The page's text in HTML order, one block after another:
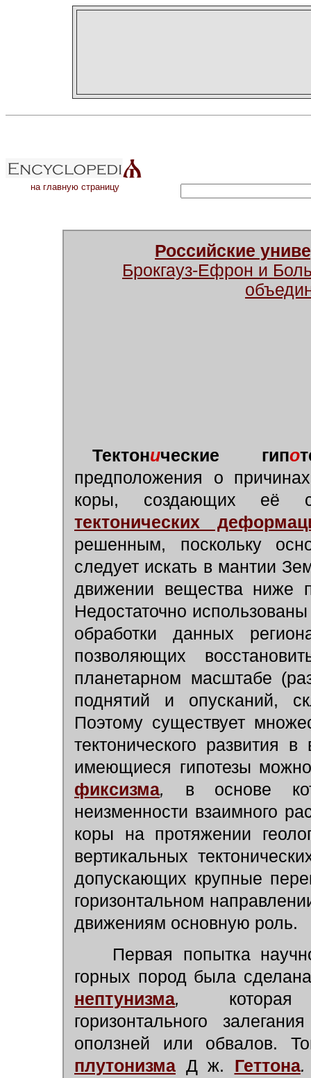
на главную страницу
Российские
Брокгауз-Ефрон и
Тектонические гипо
предположения о
коры, создающих её
тектонических
решенным, поскольку
следует искать в мантии
движении вещества ниже
Недостаточно
обработки данных
позволяющих
планетарном масштабе
поднятий и опусканий,
Поэтому существует
тектонического развития
имеющиеся гипотезы
фиксизма,
в основе
неизменности взаимного
коры на протяжении
вертикальных
допускающих крупные
горизонтальном
движениям основную роль.
Первая попытка
горных пород была
нептунизма,
которая
горизонтального
оползней или обвалов.
плутонизма Д ж. Геттона.